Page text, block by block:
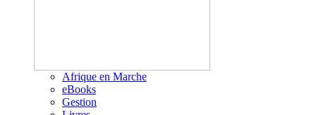
Afrique en Marche
eBooks
Gestion